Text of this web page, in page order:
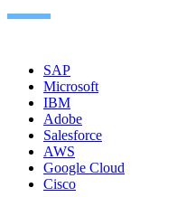
SAP
Microsoft
IBM
Adobe
Salesforce
AWS
Google Cloud
Cisco